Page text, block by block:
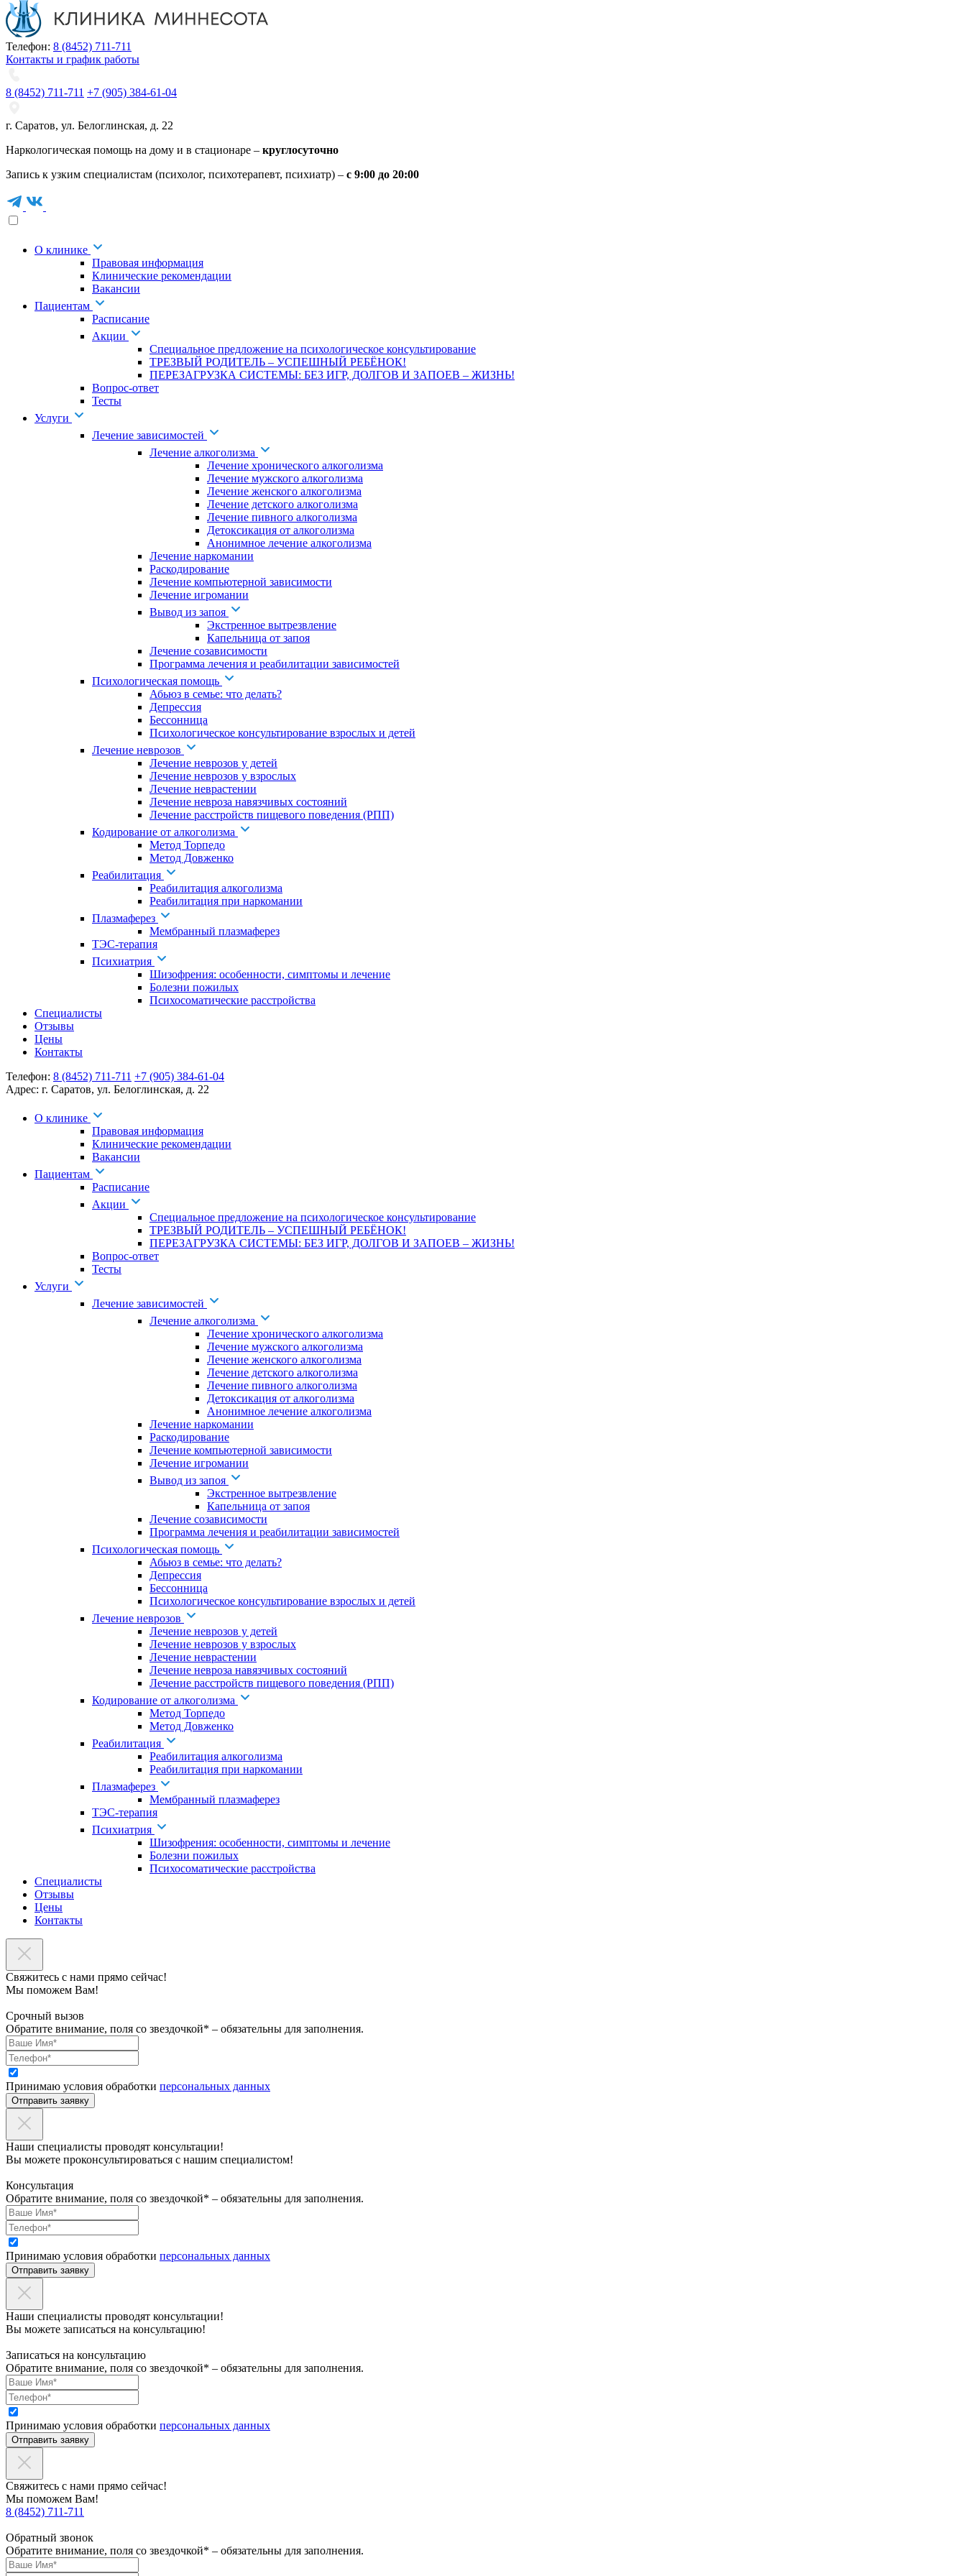
Телефон: 8 (8452) 711-711
Контакты и график работы
8 (8452) 711-711 +7 (905) 384-61-04
г. Саратов, ул. Белоглинская, д. 22
Наркологическая помощь на дому и в стационаре – круглосуточно
Запись к узким специалистам (психолог, психотерапевт, психиатр) – с 9:00 до 20:00
О клинике
Правовая информация
Клинические рекомендации
Вакансии
Пациентам
Расписание
Акции
Специальное предложение на психологическое консультирование
ТРЕЗВЫЙ РОДИТЕЛЬ – УСПЕШНЫЙ РЕБЁНОК!
ПЕРЕЗАГРУЗКА СИСТЕМЫ: БЕЗ ИГР, ДОЛГОВ И ЗАПОЕВ – ЖИЗНЬ!
Вопрос-ответ
Тесты
Услуги
Лечение зависимостей
Лечение алкоголизма
Лечение хронического алкоголизма
Лечение мужского алкоголизма
Лечение женского алкоголизма
Лечение детского алкоголизма
Лечение пивного алкоголизма
Детоксикация от алкоголизма
Анонимное лечение алкоголизма
Лечение наркомании
Раскодирование
Лечение компьютерной зависимости
Лечение игромании
Вывод из запоя
Экстренное вытрезвление
Капельница от запоя
Лечение созависимости
Программа лечения и реабилитации зависимостей
Психологическая помощь
Абьюз в семье: что делать?
Депрессия
Бессонница
Психологическое консультирование взрослых и детей
Лечение неврозов
Лечение неврозов у детей
Лечение неврозов у взрослых
Лечение неврастении
Лечение невроза навязчивых состояний
Лечение расстройств пищевого поведения (РПП)
Кодирование от алкоголизма
Метод Торпедо
Метод Довженко
Реабилитация
Реабилитация алкоголизма
Реабилитация при наркомании
Плазмаферез
Мембранный плазмаферез
ТЭС-терапия
Психиатрия
Шизофрения: особенности, симптомы и лечение
Болезни пожилых
Психосоматические расстройства
Специалисты
Отзывы
Цены
Контакты
Телефон: 8 (8452) 711-711 +7 (905) 384-61-04
Адрес: г. Саратов, ул. Белоглинская, д. 22
О клинике
Правовая информация
Клинические рекомендации
Вакансии
Пациентам
Расписание
Акции
Специальное предложение на психологическое консультирование
ТРЕЗВЫЙ РОДИТЕЛЬ – УСПЕШНЫЙ РЕБЁНОК!
ПЕРЕЗАГРУЗКА СИСТЕМЫ: БЕЗ ИГР, ДОЛГОВ И ЗАПОЕВ – ЖИЗНЬ!
Вопрос-ответ
Тесты
Услуги
Лечение зависимостей
Лечение алкоголизма
Лечение хронического алкоголизма
Лечение мужского алкоголизма
Лечение женского алкоголизма
Лечение детского алкоголизма
Лечение пивного алкоголизма
Детоксикация от алкоголизма
Анонимное лечение алкоголизма
Лечение наркомании
Раскодирование
Лечение компьютерной зависимости
Лечение игромании
Вывод из запоя
Экстренное вытрезвление
Капельница от запоя
Лечение созависимости
Программа лечения и реабилитации зависимостей
Психологическая помощь
Абьюз в семье: что делать?
Депрессия
Бессонница
Психологическое консультирование взрослых и детей
Лечение неврозов
Лечение неврозов у детей
Лечение неврозов у взрослых
Лечение неврастении
Лечение невроза навязчивых состояний
Лечение расстройств пищевого поведения (РПП)
Кодирование от алкоголизма
Метод Торпедо
Метод Довженко
Реабилитация
Реабилитация алкоголизма
Реабилитация при наркомании
Плазмаферез
Мембранный плазмаферез
ТЭС-терапия
Психиатрия
Шизофрения: особенности, симптомы и лечение
Болезни пожилых
Психосоматические расстройства
Специалисты
Отзывы
Цены
Контакты
Свяжитесь с нами прямо сейчас!
Мы поможем Вам!
Срочный вызов
Обратите внимание, поля со звездочкой* – обязательны для заполнения.
Принимаю условия обработки персональных данных
Отправить заявку
Наши специалисты проводят консультации!
Вы можете проконсультироваться с нашим специалистом!
Консультация
Обратите внимание, поля со звездочкой* – обязательны для заполнения.
Принимаю условия обработки персональных данных
Отправить заявку
Наши специалисты проводят консультации!
Вы можете записаться на консультацию!
Записаться на консультацию
Обратите внимание, поля со звездочкой* – обязательны для заполнения.
Принимаю условия обработки персональных данных
Отправить заявку
Свяжитесь с нами прямо сейчас!
Мы поможем Вам!
8 (8452) 711-711
Обратный звонок
Обратите внимание, поля со звездочкой* – обязательны для заполнения.